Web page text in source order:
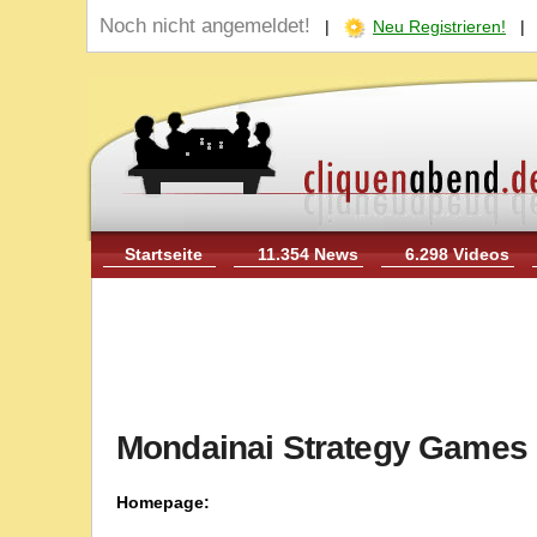
Noch nicht angemeldet! | Neu Registrieren!
Startseite 11.354 News 6.298 Videos
Mondainai Strategy Games
Homepage: